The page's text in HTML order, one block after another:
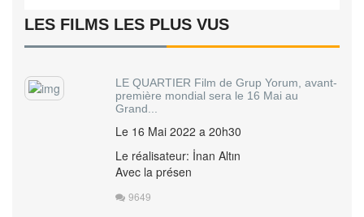
LES FILMS LES PLUS VUS
LE QUARTIER Film de Grup Yorum, avant-
première mondial sera le 16 Mai au
Grand...
Le 16 Mai 2022 a 20h30
Le réalisateur: İnan Altın
Avec la présen
9649